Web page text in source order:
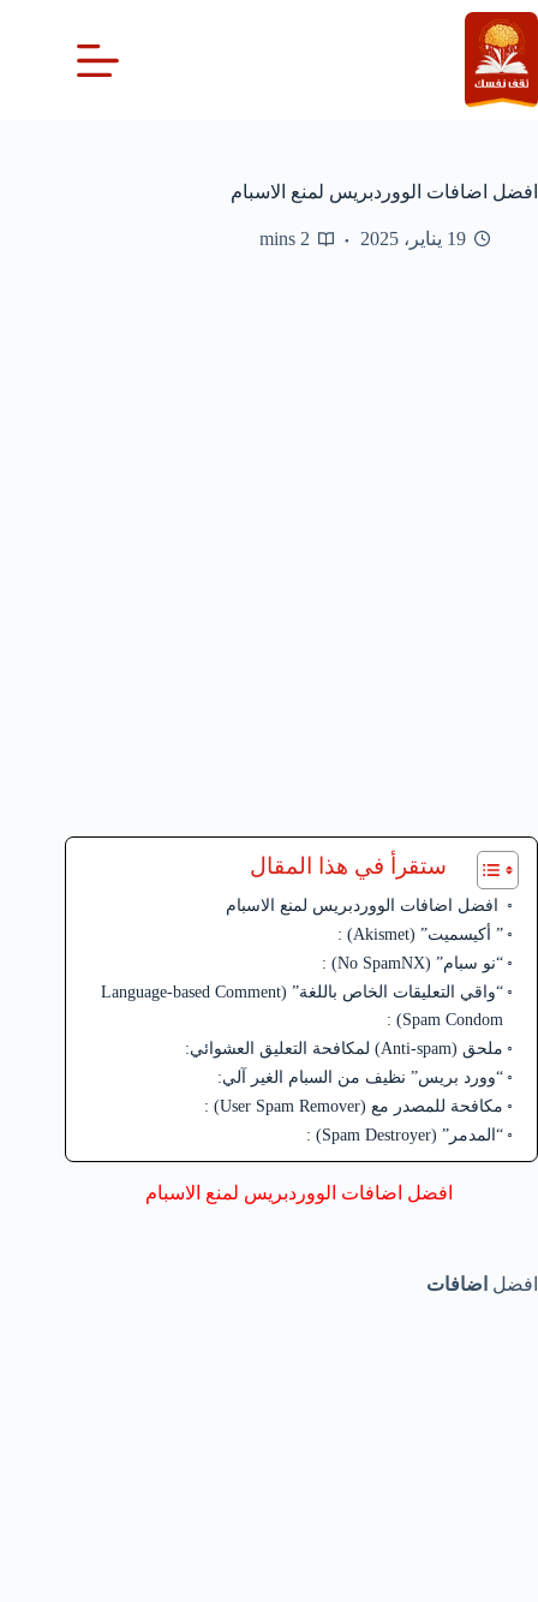
التجاوز
إلى
المحتوى
افضل اضافات الووردبريس لمنع الاسبام
19 يناير، 2025 2 mins
ستقرأ في هذا المقال
افضل اضافات الووردبريس لمنع الاسبام
” أكيسميت” (Akismet) :
“نو سبام” (No SpamNX) :
“واقي التعليقات الخاص باللغة” (Language-based Comment
Spam Condom) :
ملحق (Anti-spam) لمكافحة التعليق العشوائي:
“وورد بريس” نظيف من السبام الغير آلي:
مكافحة للمصدر مع (User Spam Remover) :
“المدمر” (Spam Destroyer) :
افضل اضافات الووردبريس لمنع الاسبام
افضل اضافات